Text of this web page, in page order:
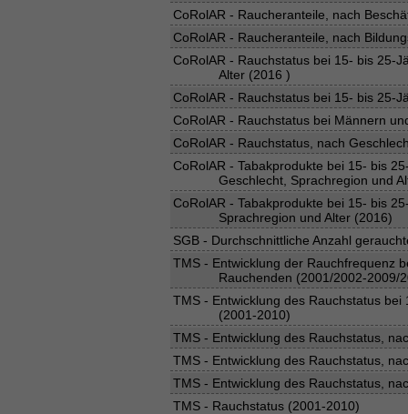
CoRolAR - Raucheranteile, nach
CoRolAR - Raucheranteile, nach
CoRolAR - Rauchstatus bei 15- bis 25-
Alter (2016 )
CoRolAR - Rauchstatus bei 15- bis 25-
CoRolAR - Rauchstatus bei Männern
CoRolAR - Rauchstatus, nach
CoRolAR - Tabakprodukte bei 15- bis
Geschlecht, Sprachregion und
CoRolAR - Tabakprodukte bei 15- bis
Sprachregion und Alter (2016)
SGB - Durchschnittliche Anzahl
TMS - Entwicklung der Rauchfrequenz
Rauchenden (2001/2002-2009/
TMS - Entwicklung des Rauchstatus
(2001-2010)
TMS - Entwicklung des Rauchstatus,
TMS - Entwicklung des Rauchstatus,
TMS - Entwicklung des Rauchstatus,
TMS - Rauchstatus (2001-2010)